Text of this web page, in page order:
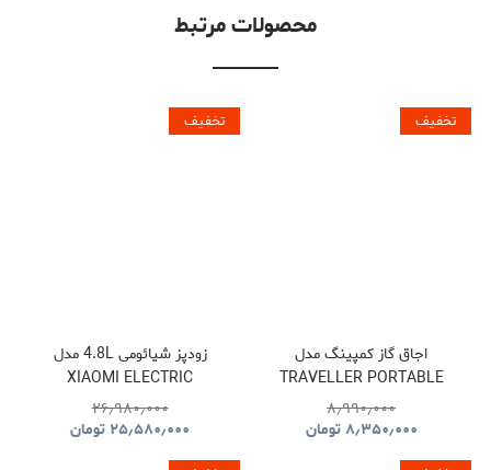
محصولات مرتبط
تخفیف
اجاق گاز کمپینگ مدل
TRAVELLER PORTABLE
BBQ HYBQ015
۸٫۹۹۰٫۰۰۰
۸٫۳۵۰٫۰۰۰ تومان
تخفیف
زودپز شیائومی 4.8L مدل
XIAOMI ELECTRIC
PRESSURE COOKER
۲۶٫۹۸۰٫۰۰۰
۲۵٫۵۸۰٫۰۰۰ تومان